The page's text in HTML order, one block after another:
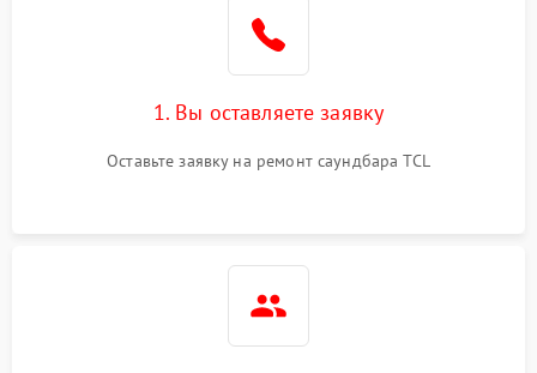
1. Вы оставляете заявку
Оставьте заявку на ремонт саундбара TCL